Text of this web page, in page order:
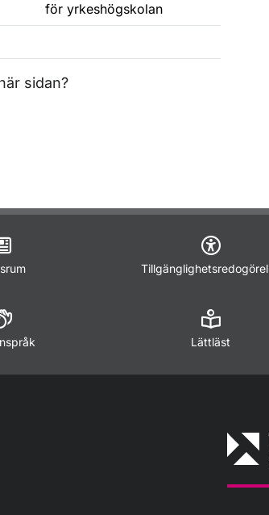
för yrkeshögskolan
sidan?
Lättläst